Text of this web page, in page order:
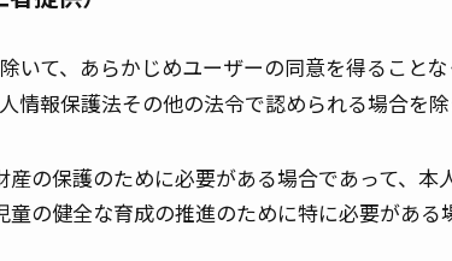
いて、あらかじめユーザーの同意を得ること
情報保護法その他の法令で認められる場合を除
産の保護のために必要がある場合であって、
童の健全な育成の推進のために特に必要がある